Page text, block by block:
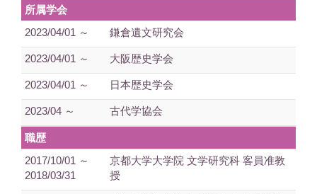
所属学会
2023/04/01 ～
鎌倉遺文研究会
2023/04/01 ～ 大阪歴史学会
2023/04/01 ～ 日本歴史学会
2023/04 ～ 古代学協会
職歴
2017/10/01 ～
2018/03/31
京都大学大学院 文学研究科 客員准教
授